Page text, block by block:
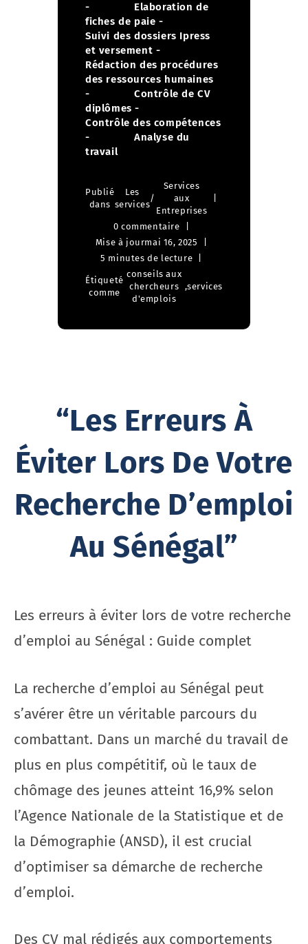
- Elaboration de
fiches de paie -
Suivi des dossiers Ipress
et versement -
Rédaction des procédures
des ressources humaines
- Contrôle de CV
diplômes -
Contrôle des compétences
- Analyse du
travail
Publié
dans
Les
services
/
Services
aux
Entreprises
0 commentaire
Mise à jourmai 16, 2025
5 minutes de lecture
Étiqueté
comme
conseils aux
chercheurs
d'emplois
,services
“Les Erreurs À
Éviter Lors De Votre
Recherche D’emploi
Au Sénégal”
Les erreurs à éviter lors de votre recherche
d’emploi au Sénégal : Guide complet
La recherche d’emploi au Sénégal peut
s’avérer être un véritable parcours du
combattant. Dans un marché du travail de
plus en plus compétitif, où le taux de
chômage des jeunes atteint 16,9% selon
l’Agence Nationale de la Statistique et de
la Démographie (ANSD), il est crucial
d’optimiser sa démarche de recherche
d’emploi.
Des CV mal rédigés aux comportements